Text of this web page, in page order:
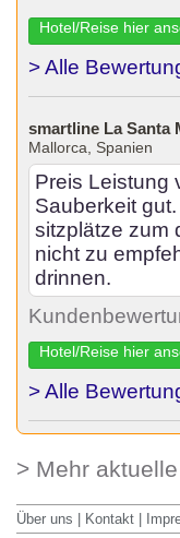
Hotel/Reise hier
> Alle
smartline La Santa
Mallorca, Spanien
Preis Leistung
Sauberkeit
sitzplätze zum
nicht zu
drinnen.
Hotel/Reise hier
> Alle
> Mehr
Über uns Kontakt